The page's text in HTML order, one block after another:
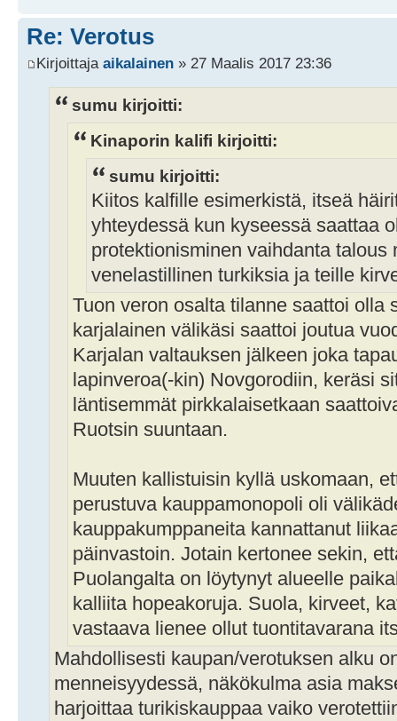
Re: Verotus
Kirjoittaja aikalainen » 27 Maalis 2017 23:36
sumu kirjoitti:
Kinaporin kalifi kirjoitti:
sumu kirjoitti:
Kiitos kalfille esimerkistä, itseä
yhteydessä kun kyseessä saattaa
protektionisminen vaihdanta talous
venelastillinen turkiksia ja teille
Tuon veron osalta tilanne saattoi olla
karjalainen välikäsi saattoi joutua
Karjalan valtauksen jälkeen joka
lapinveroa(-kin) Novgorodiin, keräsi
läntisemmät pirkkalaisetkaan
Ruotsin suuntaan.
Muuten kallistuisin kyllä uskomaan,
perustuva kauppamonopoli oli
kauppakumppaneita kannattanut
päinvastoin. Jotain kertonee sekin,
Puolangalta on löytynyt alueelle
kalliita hopeakoruja. Suola, kirveet,
vastaava lienee ollut tuontitavarana
Mahdollisesti kaupan/verotuksen alku
menneisyydessä, näkökulma asia
harjoittaa turikiskauppaa vaiko